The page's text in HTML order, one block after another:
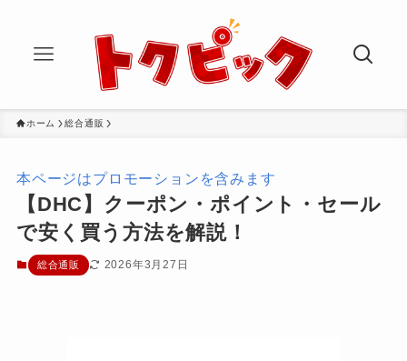
ホーム 総合通販
本ページはプロモーションを含みます
【DHC】クーポン・ポイント・セール
で安く買う方法を解説！
総合通販 2026年3月27日